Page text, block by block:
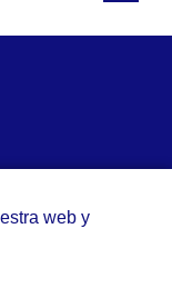
web y